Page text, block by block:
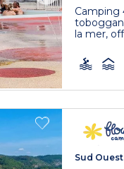
Camping
la mer,
Sud Ouest